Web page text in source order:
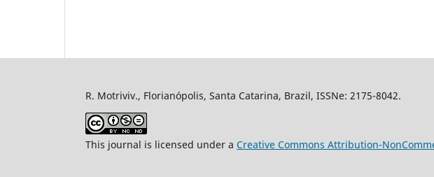
R. Motriviv., Florianópolis, Santa Catarina, Brazil, ISSNe: 2175-8042.
This journal is licensed under a Creative Commons Attribution-